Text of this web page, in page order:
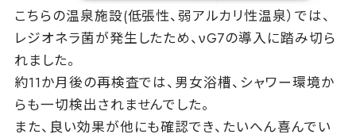
こちらの温泉施設(低張性、弱アルカリ性温泉）では、
レジオネラ菌が発生したため、νG7の導入に踏み切ら
れました。
約11か月後の再検査では、男女浴槽、シャワー環境か
らも一切検出されませんでした。
また、良い効果が他にも確認でき、たいへん喜んでい